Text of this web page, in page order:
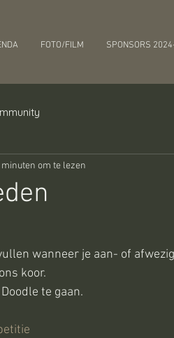
FOTO/FILM SPONSORS
minuten om te lezen
wanneer je aan- of
koor.
te gaan.